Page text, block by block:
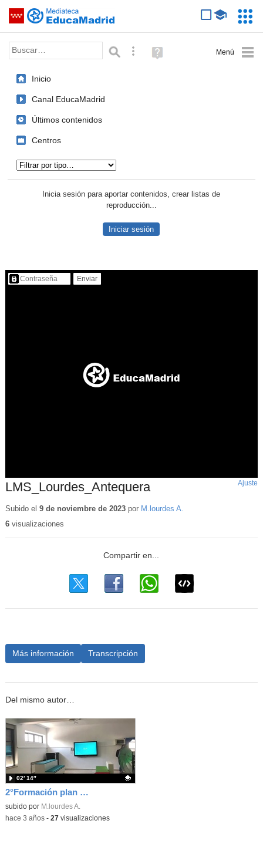
Saltar navegación
Palabra o frase: Búsqueda avanzada
Ayuda
(en
Inicio
Canal EducaMadrid
Últimos contenidos
Centros
Inicia sesión para aportar contenidos, crear listas de
reproducción...
Iniciar sesión
Contenido protegido…
LMS_Lourdes_Antequera Ajuste
Subido el 9 de noviembre de 2023por M.lourdes A.
6visualizaciones
Más información Transcripción
Del mismo autor…
2°Formación plan Digital
Contenido educativo.
subido por M.lourdes A.
02′ 14″
-hace 3 años- 27visualizaciones